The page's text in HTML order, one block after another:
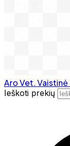
Aro Vet. Vaistinė
Ieškoti prekių